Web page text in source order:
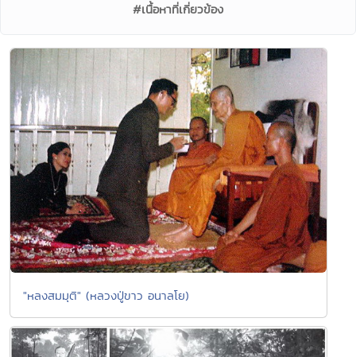
#เนื้อหาที่เกี่ยวข้อง
"หลงสมมุติ" (หลวงปู่ขาว อนาลโย)